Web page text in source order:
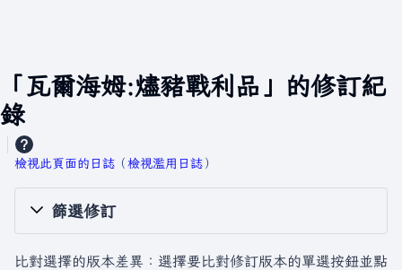
「瓦爾海姆:燼豬戰利品」的修訂紀
錄
檢視此頁面的日誌 ​（檢視濫用日誌）
篩選修訂
比對選擇的版本差異：選擇要比對修訂版本的單選按鈕並點